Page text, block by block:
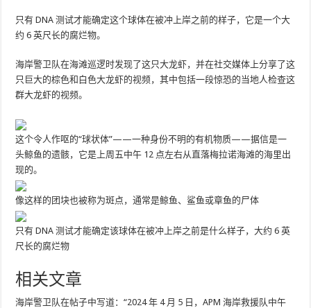
只有 DNA 测试才能确定这个球体在被冲上岸之前的样子，它是一个大
约 6 英尺长的腐烂物。
海岸警卫队在海滩巡逻时发现了这只大龙虾，并在社交媒体上分享了这
只巨大的棕色和白色大龙虾的视频，其中包括一段惊恐的当地人检查这
群大龙虾的视频。
这个令人作呕的“球状体”——一种身份不明的有机物质——据信是一
头鲸鱼的遗骸，它是上周五中午 12 点左右从直落梅拉诺海滩的海里出
现的。
像这样的团块也被称为斑点，通常是鲸鱼、鲨鱼或章鱼的尸体
只有 DNA 测试才能确定该球体在被冲上岸之前是什么样子，大约 6 英
尺长的腐烂物
相关文章
海岸警卫队在帖子中写道：“2024 年 4 月 5 日，APM 海岸救援队中午